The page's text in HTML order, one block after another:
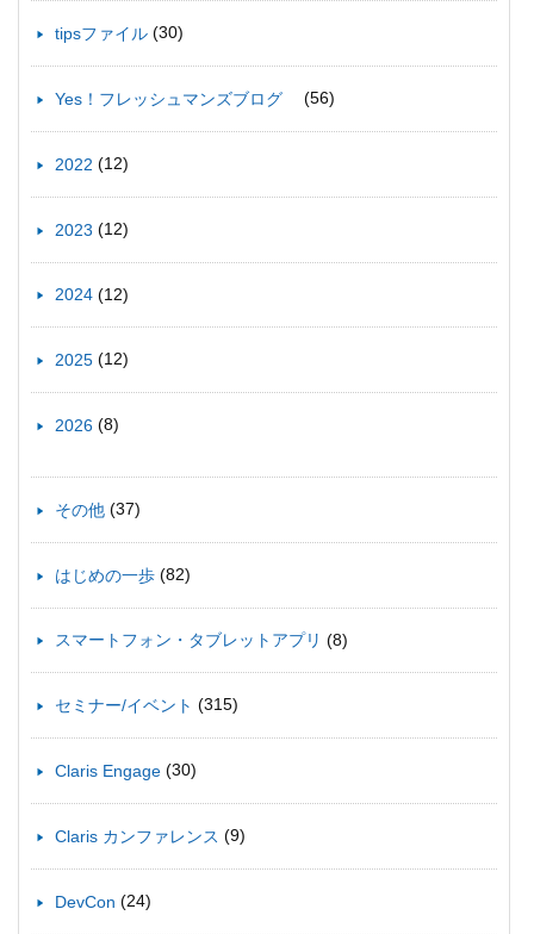
tipsファイル (30)
Yes！フレッシュマンズブログ (56)
2022 (12)
2023 (12)
2024 (12)
2025 (12)
2026 (8)
その他 (37)
はじめの一歩 (82)
スマートフォン・タブレットアプリ (8)
セミナー/イベント (315)
Claris Engage (30)
Claris カンファレンス (9)
DevCon (24)